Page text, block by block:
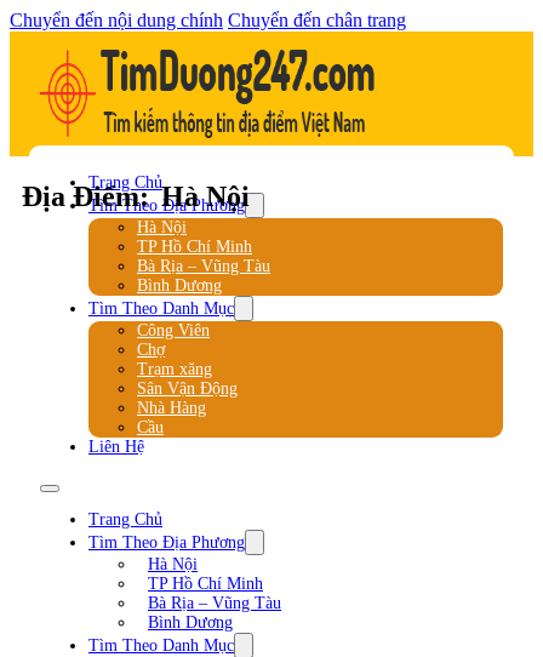
Chuyển đến nội dung chính Chuyển đến chân trang
Trang Chủ
Tìm Theo Địa Phương
Hà Nội
TP Hồ Chí Minh
Bà Rịa – Vũng Tàu
Bình Dương
Tìm Theo Danh Mục
Công Viên
Chợ
Trạm xăng
Sân Vận Động
Nhà Hàng
Cầu
Liên Hệ
Trang Chủ
Tìm Theo Địa Phương
Hà Nội
TP Hồ Chí Minh
Bà Rịa – Vũng Tàu
Bình Dương
Tìm Theo Danh Mục
Địa Điểm: Hà Nội